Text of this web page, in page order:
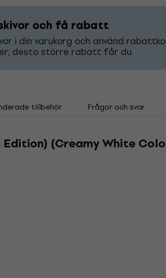
och få rabatt
i din varukorg och använd
desto större rabatt får du.
tillbehör Frågor och svar
(Creamy White